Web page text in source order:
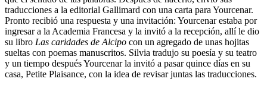
traducciones a la editorial Gallimard con una carta para Yourcenar.
Pronto recibió una respuesta y una invitación: Yourcenar estaba por
ingresar a la Academia Francesa y la invitó a la recepción, allí le dio
su libro Las caridades de Alcipo con un agregado de unas hojitas
sueltas con poemas manuscritos. Silvia tradujo su poesía y su teatro
y un tiempo después Yourcenar la invitó a pasar quince días en su
casa, Petite Plaisance, con la idea de revisar juntas las traducciones.